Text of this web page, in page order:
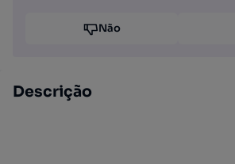
Não
Descrição